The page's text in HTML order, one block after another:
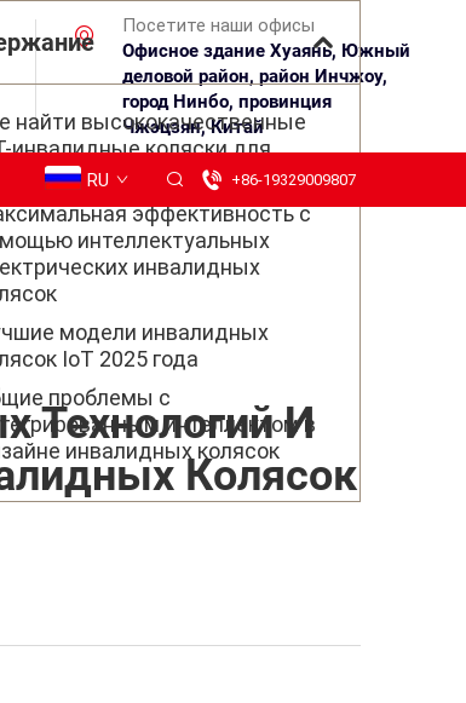
Посетите наши офисы
Офисное здание Хуаянь, Южный
деловой район, район Инчжоу,
город Нинбо, провинция
Чжэцзян, Китай
RU +86-19329009807
Технологий И
Колясок
найти высококачественные
инвалидные коляски для
эффективность с
интеллектуальных
инвалидных
модели инвалидных
IoT 2025 года
проблемы с
интеллектом в
инвалидных колясок